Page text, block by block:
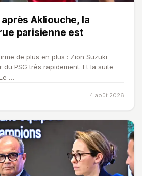
Akliouche, la
parisienne est
de plus en plus : Zion Suzuki
PSG très rapidement. Et la suite
…
4 août 2026